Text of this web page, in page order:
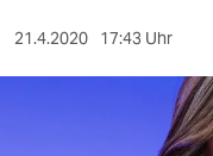
sport
21.4.2020 17:43 Uhr